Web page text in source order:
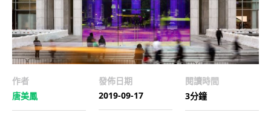
作者
唐美鳳
發佈日期
2019-09-17
閱讀時間
3分鐘